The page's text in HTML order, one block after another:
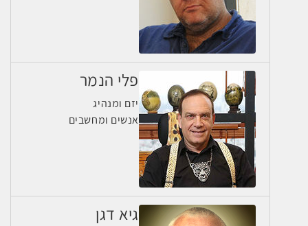
פלי הנמר
יזם ומנהיג
אנשים ומחשבים
גיא דגן